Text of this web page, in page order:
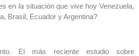
en la situación que vive hoy Venezuela,
Brasil, Ecuador y Argentina?
El más reciente estudio sobre